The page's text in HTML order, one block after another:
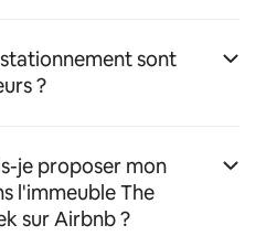
sont
?
je proposer mon
l'immeuble The
sur Airbnb ?